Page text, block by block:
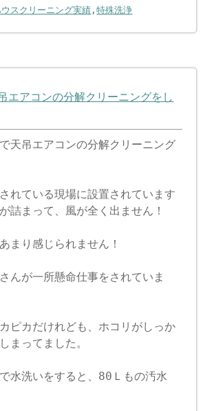
ウスクリーニング実績 ,特殊洗浄
エアコンの分解クリーニングをし
天吊エアコンの分解クリーニング
れている現場に設置されています
詰まって、風が全く出ません！
まり感じられません！
んが一所懸命仕事をされていま
ピカだけれども、ホコリがしっか
まってました。
水洗いをすると、80Ｌもの汚水